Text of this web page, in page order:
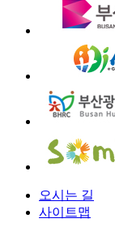
오시는 길
사이트맵